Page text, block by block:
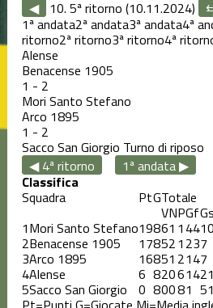
◀ 10. 5ª ritorno (10.11.2024)
1ª andata2ª andata3ª andata4ª
ritorno2ª ritorno3ª ritorno4ª
Alense
Benacense 1905
1 - 2
Mori Santo Stefano
Arco 1895
1 - 2
Sacco San Giorgio Turno di riposo
◀ 4ª ritorno
1ª andata ▶
Classifica
Squadra PtGTotale
VNPGfGs
1Mori Santo Stefano19861 1 4410
2Benacense 1905 178521 237
3Arco 1895 16851 2147
4Alense 6 82061421
5Sacco San Giorgio 0 80081 51